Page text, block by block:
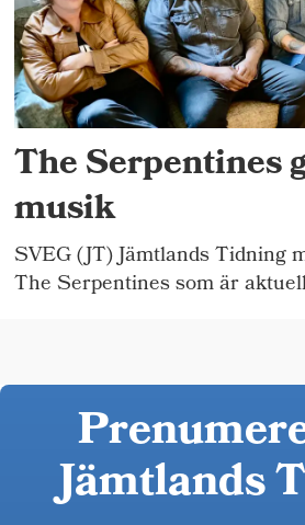
The Serpentines
musik
SVEG (JT) Jämtlands Tidning
The Serpentines som är
Jämtlands